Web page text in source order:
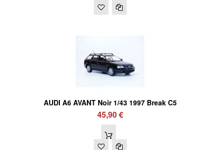
AUDI A6 AVANT Noir 1/43 1997 Break C5
45,90 €